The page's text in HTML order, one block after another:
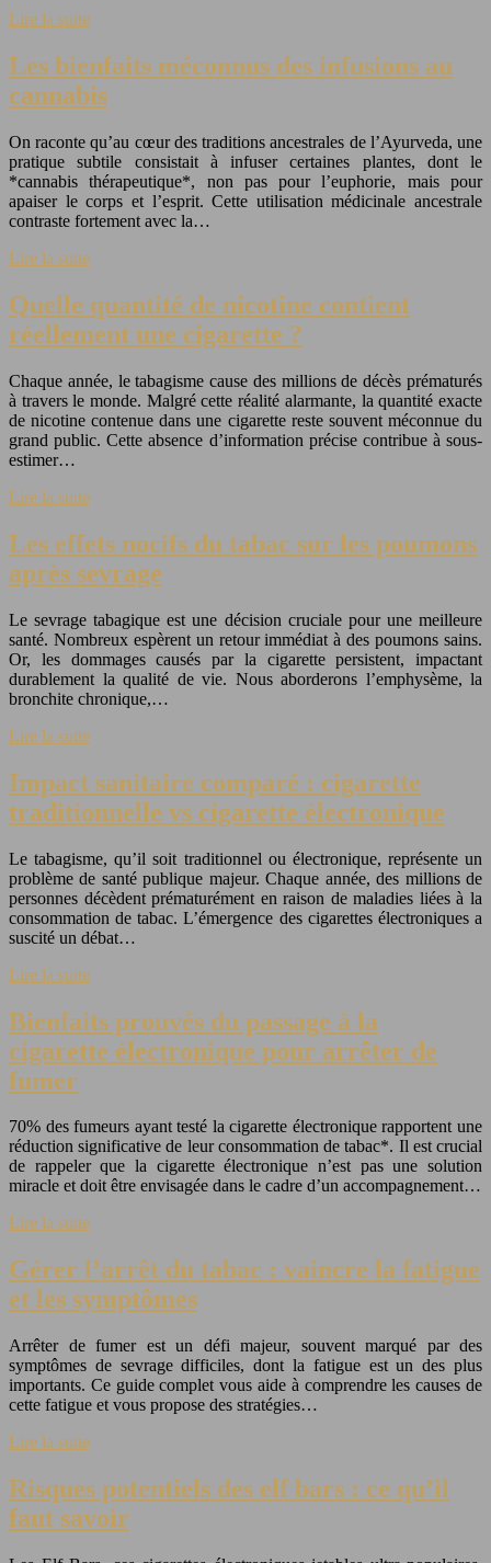
Lire la suite
Les bienfaits méconnus des infusions au
cannabis
On raconte qu’au cœur des traditions ancestrales de l’Ayurveda, une
pratique subtile consistait à infuser certaines plantes, dont le
*cannabis thérapeutique*, non pas pour l’euphorie, mais pour
apaiser le corps et l’esprit. Cette utilisation médicinale ancestrale
contraste fortement avec la…
Lire la suite
Quelle quantité de nicotine contient
réellement une cigarette ?
Chaque année, le tabagisme cause des millions de décès prématurés
à travers le monde. Malgré cette réalité alarmante, la quantité exacte
de nicotine contenue dans une cigarette reste souvent méconnue du
grand public. Cette absence d’information précise contribue à sous-
estimer…
Lire la suite
Les effets nocifs du tabac sur les poumons
après sevrage
Le sevrage tabagique est une décision cruciale pour une meilleure
santé. Nombreux espèrent un retour immédiat à des poumons sains.
Or, les dommages causés par la cigarette persistent, impactant
durablement la qualité de vie. Nous aborderons l’emphysème, la
bronchite chronique,…
Lire la suite
Impact sanitaire comparé : cigarette
traditionnelle vs cigarette électronique
Le tabagisme, qu’il soit traditionnel ou électronique, représente un
problème de santé publique majeur. Chaque année, des millions de
personnes décèdent prématurément en raison de maladies liées à la
consommation de tabac. L’émergence des cigarettes électroniques a
suscité un débat…
Lire la suite
Bienfaits prouvés du passage à la
cigarette électronique pour arrêter de
fumer
70% des fumeurs ayant testé la cigarette électronique rapportent une
réduction significative de leur consommation de tabac*. Il est crucial
de rappeler que la cigarette électronique n’est pas une solution
miracle et doit être envisagée dans le cadre d’un accompagnement…
Lire la suite
Gérer l’arrêt du tabac : vaincre la fatigue
et les symptômes
Arrêter de fumer est un défi majeur, souvent marqué par des
symptômes de sevrage difficiles, dont la fatigue est un des plus
importants. Ce guide complet vous aide à comprendre les causes de
cette fatigue et vous propose des stratégies…
Lire la suite
Risques potentiels des elf bars : ce qu’il
faut savoir